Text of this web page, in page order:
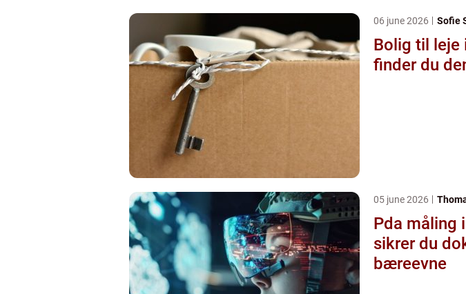
06 june 2026 Sofie
Bolig til leje
finder du
05 june 2026
Pda måling
sikrer du
bæreevne